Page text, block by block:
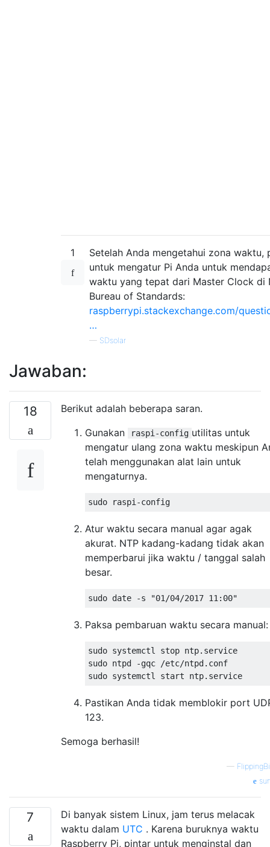
1
Setelah Anda mengetahui zona waktu,
untuk mengatur Pi Anda untuk
waktu yang tepat dari Master Clock di
Bureau of Standards:
raspberrypi.stackexchange.com/
…
— SDsolar
Jawaban:
18
Berikut adalah beberapa saran.
Gunakan
raspi-config utilitas untuk
mengatur ulang zona waktu meskipun
telah menggunakan alat lain untuk
mengaturnya.
Atur waktu secara manual agar agak
akurat. NTP kadang-kadang tidak akan
memperbarui jika waktu / tanggal salah
besar.
Paksa pembaruan waktu secara manual:
sudo systemctl stop ntp.service
sudo ntpd -gqc /etc/ntpd.conf
Pastikan Anda tidak memblokir port
123.
Semoga berhasil!
—
7
Di banyak sistem Linux, jam terus melacak
waktu dalam UTC . Karena buruknya waktu
Raspberry Pi, pintar untuk menginstal dan